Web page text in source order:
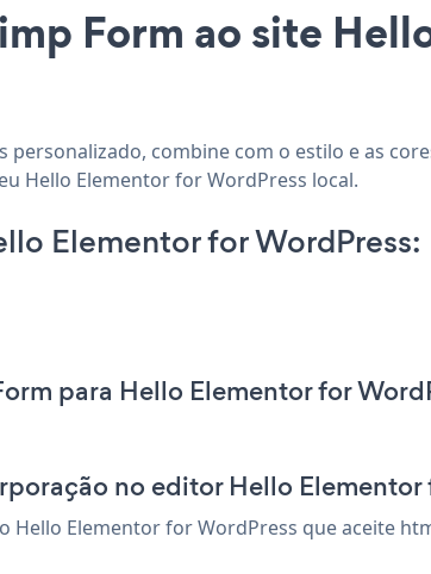
Form ao site
combine com o estilo e as
Hello Elementor for WordPress local.
Elementor for WordPress:
para Hello Elementor for
no editor Hello Elementor
Elementor for WordPress que aceite